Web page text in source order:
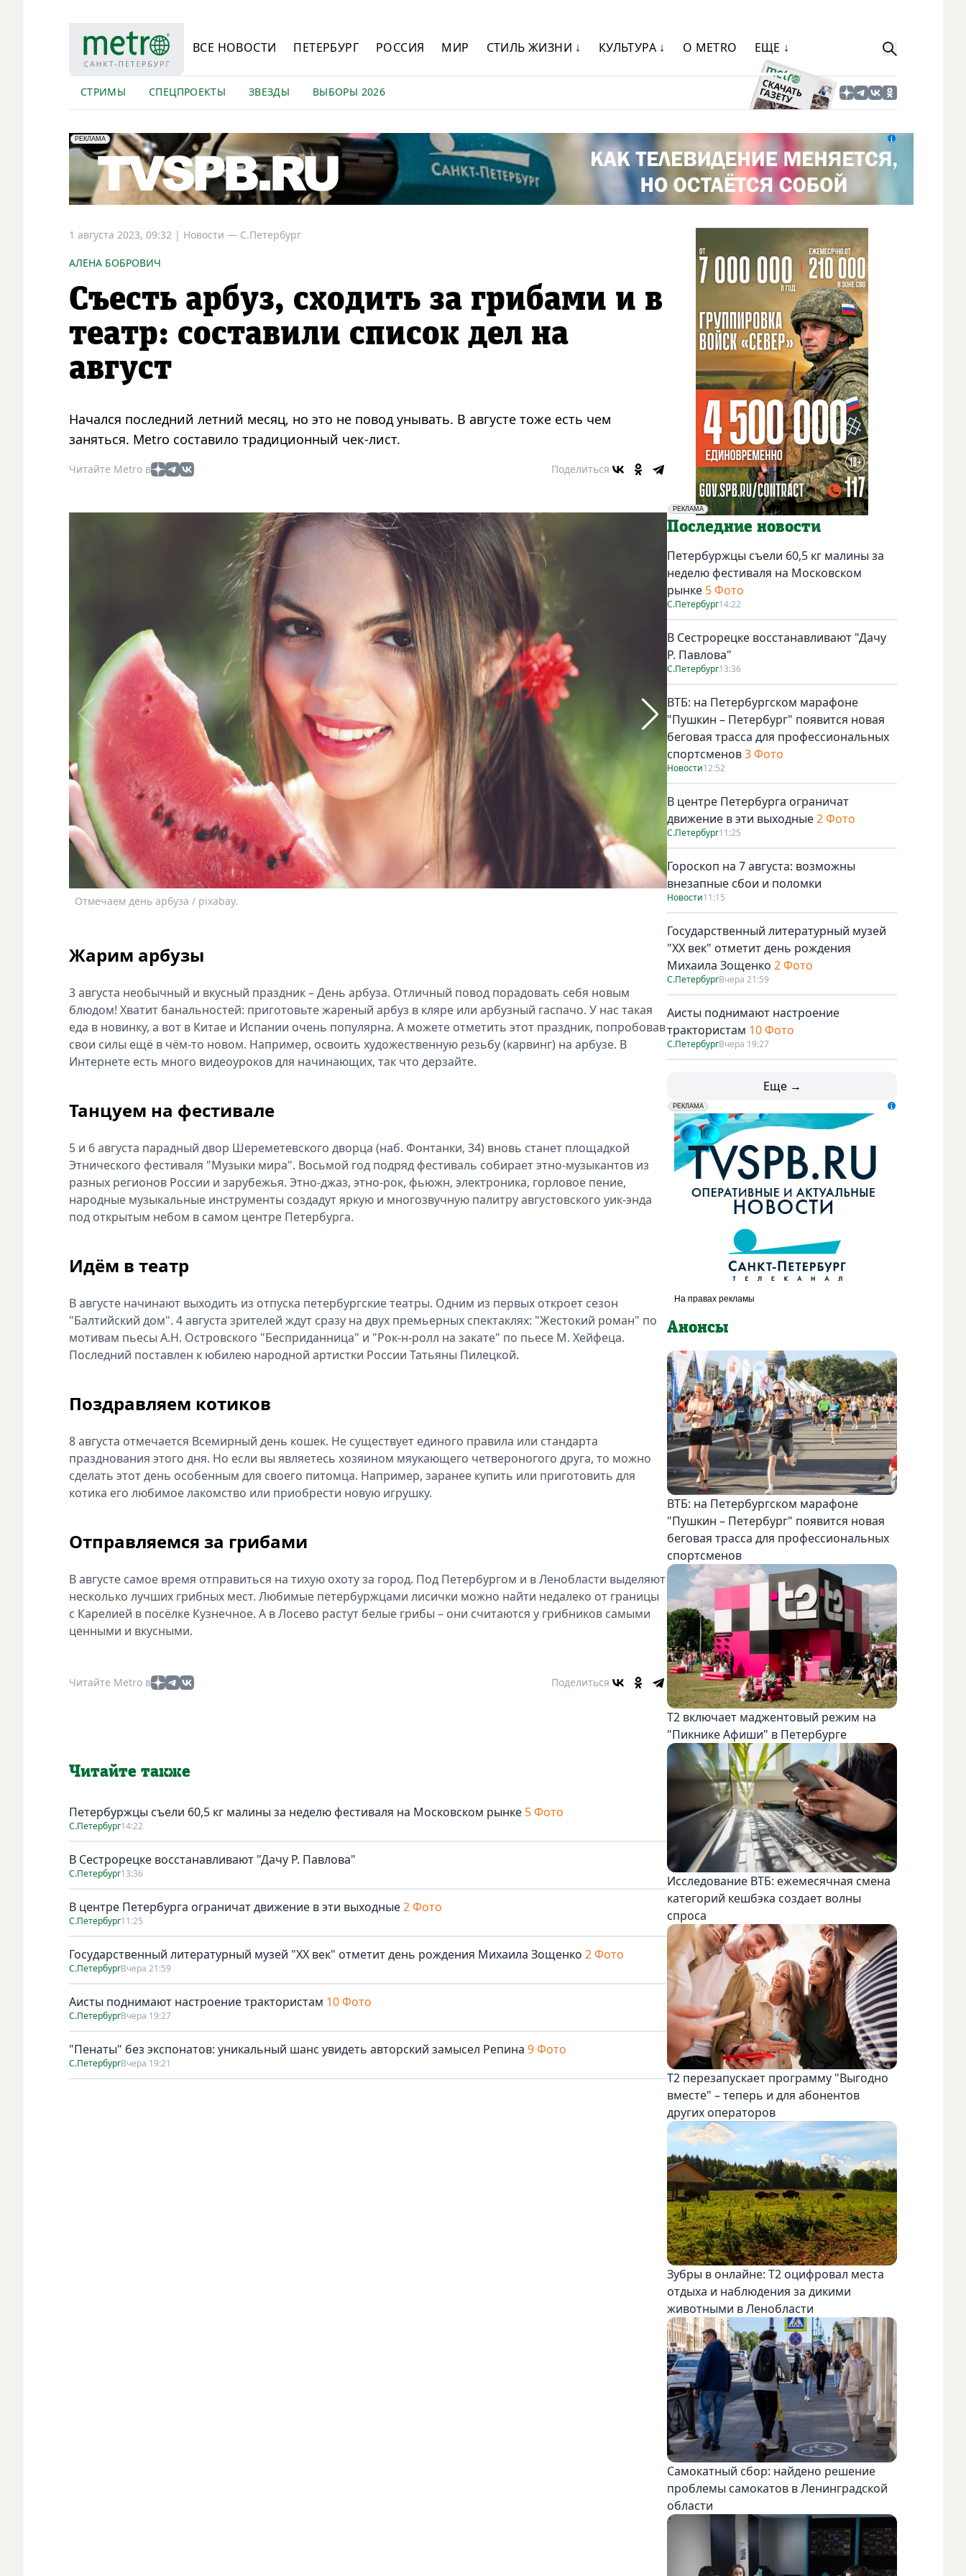
ВСЕ НОВОСТИ ПЕТЕРБУРГ РОССИЯ МИР СТИЛЬ ЖИЗНИ ↓ КУЛЬТУРА ↓ О METRO ЕЩЕ ↓
СТРИМЫ СПЕЦПРОЕКТЫ ЗВЕЗДЫ ВЫБОРЫ 2026
erid: LdtCK5Efv
РЕКЛАМА
АО "ГАТР", ИНН: 7841320717
1 августа 2023, 09:32 | Новости — С.Петербург
АЛЕНА БОБРОВИЧ
Съесть арбуз, сходить за грибами и в
театр: составили список дел на
август
Начался последний летний месяц, но это не повод унывать. В августе тоже есть чем
заняться. Metro составило традиционный чек-лист.
Читайте Metro в Поделиться
Отмечаем день арбуза / pixabay. Идем за грибами / pixabay.
Жарим арбузы
3 августа необычный и вкусный праздник – День арбуза. Отличный повод порадовать себя новым
блюдом! Хватит банальностей: приготовьте жареный арбуз в кляре или арбузный гаспачо. У нас такая
еда в новинку, а вот в Китае и Испании очень популярна. А можете отметить этот праздник, попробовав
свои силы ещё в чём-то новом. Например, освоить художественную резьбу (карвинг) на арбузе. В
Интернете есть много видеоуроков для начинающих, так что дерзайте.
Танцуем на фестивале
5 и 6 августа парадный двор Шереметевского дворца (наб. Фонтанки, 34) вновь станет площадкой
Этнического фестиваля "Музыки мира". Восьмой год подряд фестиваль собирает этно-музыкантов из
разных регионов России и зарубежья. Этно-джаз, этно-рок, фьюжн, электроника, горловое пение,
народные музыкальные инструменты создадут яркую и многозвучную палитру августовского уик-энда
под открытым небом в самом центре Петербурга.
Идём в театр
В августе начинают выходить из отпуска петербургские театры. Одним из первых откроет сезон
"Балтийский дом". 4 августа зрителей ждут сразу на двух премьерных спектаклях: "Жестокий роман" по
мотивам пьесы А.Н. Островского "Бесприданница" и "Рок-н-ролл на закате" по пьесе М. Хейфеца.
Последний поставлен к юбилею народной артистки России Татьяны Пилецкой.
Поздравляем котиков
8 августа отмечается Всемирный день кошек. Не существует единого правила или стандарта
празднования этого дня. Но если вы являетесь хозяином мяукающего четвероногого друга, то можно
сделать этот день особенным для своего питомца. Например, заранее купить или приготовить для
котика его любимое лакомство или приобрести новую игрушку.
Отправляемся за грибами
В августе самое время отправиться на тихую охоту за город. Под Петербургом и в Ленобласти выделяют
несколько лучших грибных мест. Любимые петербуржцами лисички можно найти недалеко от границы
с Карелией в посёлке Кузнечное. А в Лосево растут белые грибы – они считаются у грибников самыми
ценными и вкусными.
Читайте Metro в Поделиться
Читайте также
Петербуржцы съели 60,5 кг малины за неделю фестиваля на Московском рынке 5 Фото
С.Петербург14:22
В Сестрорецке восстанавливают "Дачу Р. Павлова"
С.Петербург13:36
В центре Петербурга ограничат движение в эти выходные2 Фото
С.Петербург11:25
Государственный литературный музей "ХХ век" отметит день рождения Михаила Зощенко 2 Фото
С.ПетербургВчера 21:59
Аисты поднимают настроение трактористам 10 Фото
С.ПетербургВчера 19:27
"Пенаты" без экспонатов: уникальный шанс увидеть авторский замысел Репина 9 Фото
С.ПетербургВчера 19:21
РЕКЛАМА
Социальная реклама
Последние новости
Петербуржцы съели 60,5 кг малины за
неделю фестиваля на Московском
рынке 5 Фото
С.Петербург14:22
В Сестрорецке восстанавливают "Дачу
Р. Павлова"
С.Петербург13:36
ВТБ: на Петербургском марафоне
"Пушкин – Петербург" появится новая
беговая трасса для профессиональных
спортсменов3 Фото
Новости12:52
В центре Петербурга ограничат
движение в эти выходные2 Фото
С.Петербург11:25
Гороскоп на 7 августа: возможны
внезапные сбои и поломки
Новости11:15
Государственный литературный музей
"ХХ век" отметит день рождения
Михаила Зощенко 2 Фото
С.ПетербургВчера 21:59
Аисты поднимают настроение
трактористам 10 Фото
С.ПетербургВчера 19:27
Еще →
erid: LdtCK5udn
РЕКЛАМА
АО "ГАТР", ИНН: 7841320717
Анонсы
ВТБ: на Петербургском марафоне
"Пушкин – Петербург" появится новая
беговая трасса для профессиональных
спортсменов
Т2 включает маджентовый режим на
"Пикнике Афиши" в Петербурге
Исследование ВТБ: ежемесячная смена
категорий кешбэка создает волны
спроса
Т2 перезапускает программу "Выгодно
вместе" – теперь и для абонентов
других операторов
Зубры в онлайне: Т2 оцифровал места
отдыха и наблюдения за дикими
животными в Ленобласти
Самокатный сбор: найдено решение
проблемы самокатов в Ленинградской
области